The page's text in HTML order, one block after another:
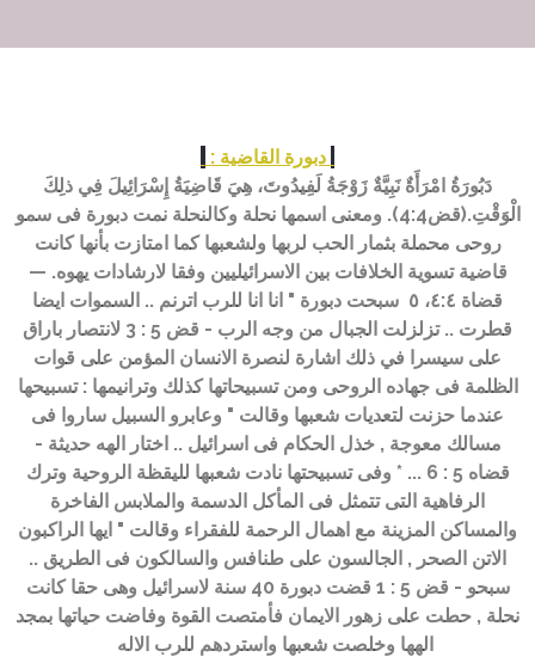
دبورة القاضية :
دَبُورَةُ امْرَأَةٌ نَبِيَّةٌ زَوْجَةُ لَفِيدُوتَ، هِيَ قَاضِيَةُ إِسْرَائِيلَ فِي ذلِكَ
الْوَقْتِ.(قض4:4)
. ومعنى اسمها نحلة وكالنحلة نمت دبورة فى سمو
روحى محملة بثمار الحب لربها ولشعبها كما امتازت بأنها كانت
قاضية تسوية الخلافات بين الاسرائيليين وفقا لارشادات يهوه.‏ —‏
قضاة ٤:‏​٤،‏ ٥‏
‏ سبحت دبورة " انا انا للرب اترنم .. السموات ايضا
قطرت .. تزلزلت الجبال من وجه الرب - قض 5 : 3
لانتصار باراق
على سيسرا في ذلك اشارة لنصرة الانسان المؤمن على قوات
الظلمة فى جهاده الروحى ومن تسبيحاتها كذلك وترانيمها : تسبيحها
عندما حزنت لتعديات شعبها وقالت " وعابرو السبيل ساروا فى
مسالك معوجة , خذل الحكام فى اسرائيل .. اختار الهه حديثة -
قضاه 5 : 6
... * وفى تسبيحتها نادت شعبها لليقظة الروحية وترك
الرفاهية التى تتمثل فى المأكل الدسمة والملابس الفاخرة
والمساكن المزينة مع اهمال الرحمة للفقراء وقالت " ايها الراكبون
الاتن الصحر , الجالسون على طنافس والسالكون فى الطريق ..
سبحو - قض 5 : 1
قضت دبورة 40 سنة لاسرائيل وهى حقا كانت
نحلة , حطت على زهور الايمان فأمتصت القوة وفاضت حياتها بمجد
الهها وخلصت شعبها واستردهم للرب الاله